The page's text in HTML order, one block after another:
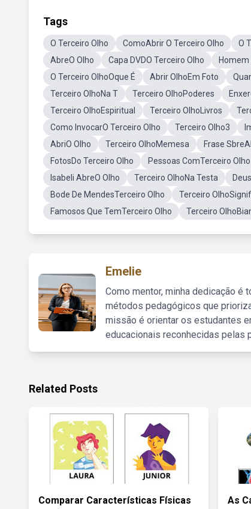
Tags
O Terceiro Olho ComoAbrir O Terceiro Olho O
AbreO Olho
Capa DVDO Terceiro Olho Homem
O Terceiro OlhoOque É
Abrir OlhoEm Foto
Terceiro OlhoNa T
Terceiro OlhoPoderes
Terceiro OlhoEspiritual
Terceiro OlhoLivros
Como InvocarO Terceiro Olho
Terceiro Olho3
AbriO Olho
Terceiro OlhoMemesa Frase
FotosDo Terceiro Olho
Pessoas ComTerceiro Olho
Isabeli AbreO Olho
Terceiro OlhoNa Testa
Bode De MendesTerceiro Olho
Terceiro
Famosos Que TemTerceiro Olho
Terceiro
Emelie
Como mentor, minha dedicação é
métodos pedagógicos que
missão é orientar os estudantes
educacionais reconhecidas pelas
Related Posts
Comparar Características Físicas As